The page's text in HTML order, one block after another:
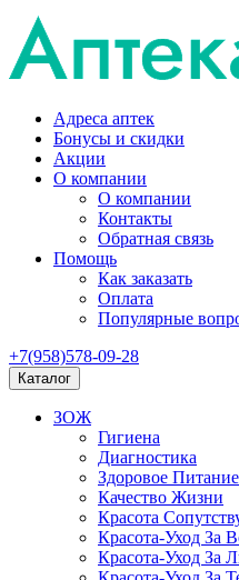
Адреса аптек
Бонусы и скидки
Акции
О компании
О компании
Контакты
Обратная связь
Помощь
Как заказать
Оплата
Популярные
+7(958)578-09-28
Каталог
ЗОЖ
Гигиена
Диагностика
Здоровое Питание
Качество Жизни
Красота
Красота-Уход За
Красота-Уход За